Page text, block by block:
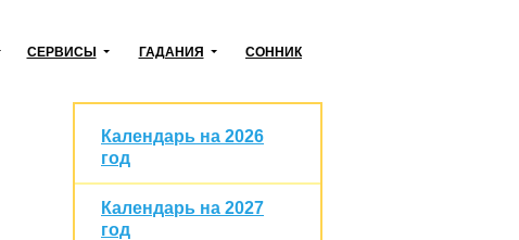
СЕРВИСЫ ГАДАНИЯ СОННИК
Календарь на 2026
год
Календарь на 2027
год